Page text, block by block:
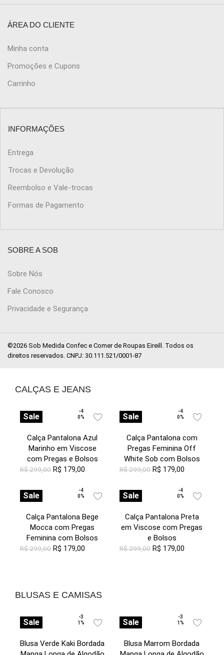
ÁREA DO CLIENTE
Minha conta
Promoções e Cupons
Carrinho
INFORMAÇÕES
Entrega
Trocas e Devolução
Reembolso e Vale-trocas
Formas de Pagamento
SOBRE A SOB
Sobre Nós
Fale Conosco
Privacidade e Segurança
©2026 Sob Medida Confec e Comer de Roupas Eireill. Todos os
direitos reservados. CNPJ: 30.111.521/0001-87
CALÇAS E JEANS
Sale
-4
0%
Calça Pantalona Azul
Marinho em Viscose
com Pregas e Bolsos
R$299,00 R$ 179,00
Sale
-4
0%
Calça Pantalona com
Pregas Feminina Off
White Sob com Bolsos
R$299,00 R$ 179,00
Sale
-4
0%
Calça Pantalona Bege
Mocca com Pregas
Feminina com Bolsos
R$299,00 R$ 179,00
Sale
-4
0%
Calça Pantalona Preta
em Viscose com Pregas
e Bolsos
R$299,00 R$ 179,00
BLUSAS E CAMISAS
Sale
-3
1%
Blusa Verde Kaki Bordada
Sale
-3
1%
Blusa Marrom Bordada